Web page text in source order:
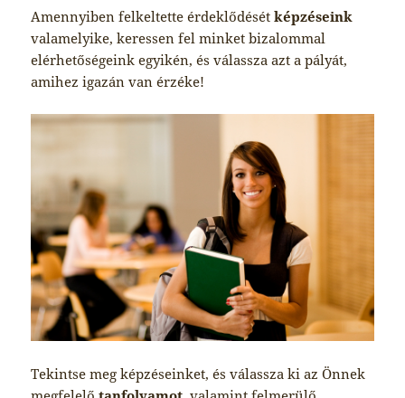
Amennyiben felkeltette érdeklődésétképzéseink
valamelyike, keressen fel minket bizalommal
elérhetőségeink egyikén, és válassza azt a pályát,
amihez igazán van érzéke!
Tekintse meg képzéseinket, és válassza ki az Önnek